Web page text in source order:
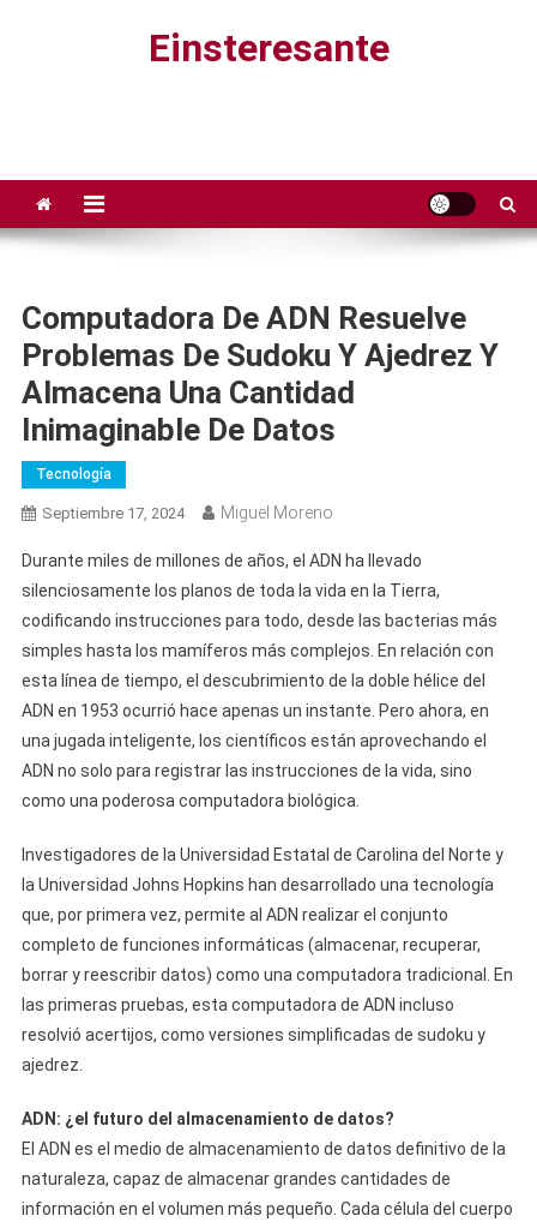
Einsteresante
Computadora De ADN Resuelve
Problemas De Sudoku Y Ajedrez Y
Almacena Una Cantidad
Inimaginable De Datos
Tecnología
Septiembre 17, 2024 Miguel Moreno
Durante miles de millones de años, el ADN ha llevado
silenciosamente los planos de toda la vida en la Tierra,
codificando instrucciones para todo, desde las bacterias más
simples hasta los mamíferos más complejos. En relación con
esta línea de tiempo, el descubrimiento de la doble hélice del
ADN en 1953 ocurrió hace apenas un instante. Pero ahora, en
una jugada inteligente, los científicos están aprovechando el
ADN no solo para registrar las instrucciones de la vida, sino
como una poderosa computadora biológica.
Investigadores de la Universidad Estatal de Carolina del Norte y
la Universidad Johns Hopkins han desarrollado una tecnología
que, por primera vez, permite al ADN realizar el conjunto
completo de funciones informáticas (almacenar, recuperar,
borrar y reescribir datos) como una computadora tradicional. En
las primeras pruebas, esta computadora de ADN incluso
resolvió acertijos, como versiones simplificadas de sudoku y
ajedrez.
ADN: ¿el futuro del almacenamiento de datos?
El ADN es el medio de almacenamiento de datos definitivo de la
naturaleza, capaz de almacenar grandes cantidades de
información en el volumen más pequeño. Cada célula del cuerpo